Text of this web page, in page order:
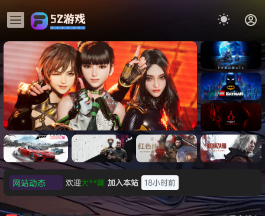
《刺客信条：黑旗 记忆重置-
虚拟机版/Assassin’s Creed
Black Flag Resynced
《识质存
在/PRAG
MATA》
免安装中
文版
《乐高蝙
蝠侠：黑
暗骑士之
Legacy
of the
影/Assas
sin’s
极限竞
《原子之
红色沙漠-
生化危机
网站动态 欢迎我*的 加入本站
18小时前
欢迎D****Z 加入本站 8月7日
欢迎 有*酱 加入本站 8月7日